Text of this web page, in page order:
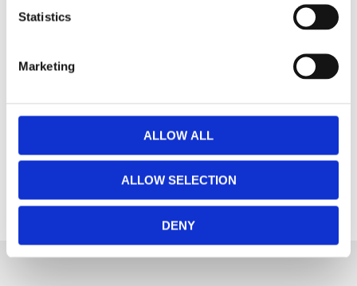
Statistics
Marketing
ALLOW ALL
ALLOW SELECTION
DENY
pärlemoklädd utsida. Ett fint komplement till din
Visa alla produkter från Different Design